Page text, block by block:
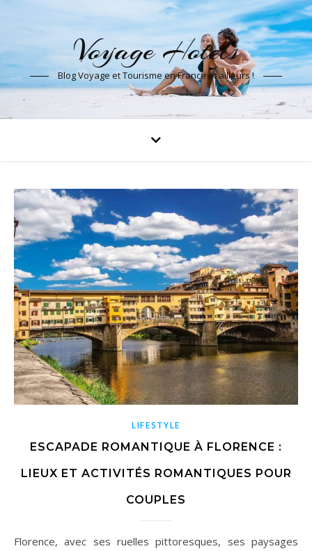
Voyage Hotels
Blog Voyage et Tourisme en France et ailleurs !
LIFESTYLE
ESCAPADE ROMANTIQUE À FLORENCE :
LIEUX ET ACTIVITÉS ROMANTIQUES POUR
COUPLES
Florence, avec ses ruelles pittoresques, ses paysages